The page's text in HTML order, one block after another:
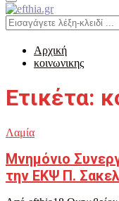
Primary
Menu
Search
for:
Αρχική
κοινωνικης
Ετικέτα:
Λαμία
Μνημόνιο
την ΕΚΨ Π.